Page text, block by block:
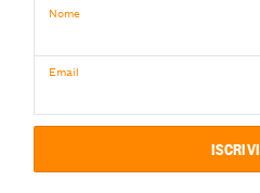
Nome
Email